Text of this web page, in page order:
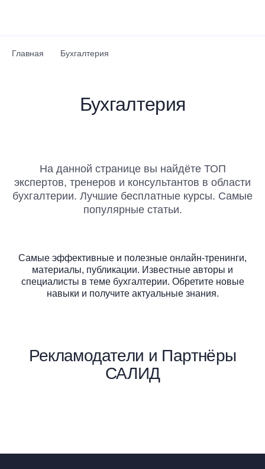
Главная Бухгалтерия
Бухгалтерия
На данной странице вы найдёте ТОП
экспертов, тренеров и консультантов в области
бухгалтерии. Лучшие бесплатные курсы. Самые
популярные статьи.
Самые эффективные и полезные онлайн-тренинги,
материалы, публикации. Известные авторы и
специалисты в теме бухгалтерии. Обретите новые
навыки и получите актуальные знания.
Рекламодатели и Партнёры
САЛИД